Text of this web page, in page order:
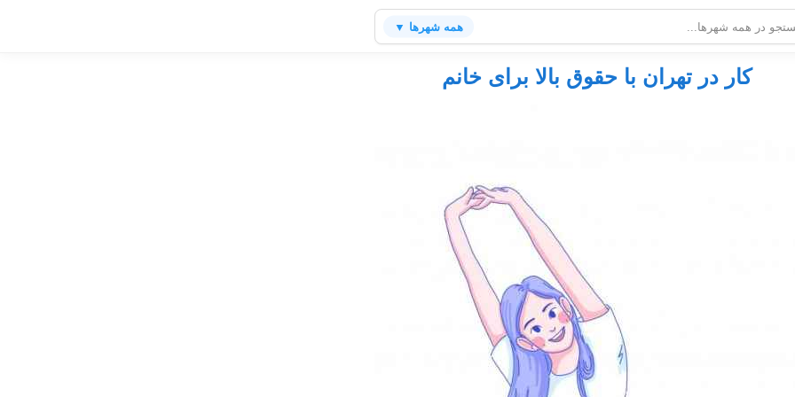
همه شهرها ▼
کار در تهران با حقوق بالا برای خانم